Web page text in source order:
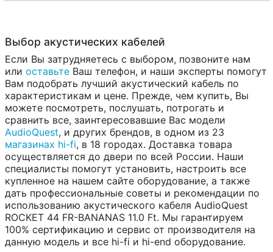
Выбор акустических кабелей
Если Вы затрудняетесь с выбором, позвоните нам
или оставьте Ваш телефон, и наши эксперты помогут
Вам подобрать лучший акустический кабель по
характеристикам и цене. Прежде, чем купить, Вы
можете посмотреть, послушать, потрогать и
сравнить все, заинтересовавшие Вас модели
AudioQuest, и других брендов, в одном из 23
магазинах hi-fi, в 18 городах. Доставка товара
осуществляется до двери по всей России. Наши
специалисты помогут установить, настроить все
купленное на нашем сайте оборудование, а также
дать профессиональные советы и рекомендации по
использованию акустического кабеля AudioQuest
ROCKET 44 FR-BANANAS 11.0 Ft. Мы гарантируем
100% сертификацию и сервис от производителя на
данную модель и все hi-fi и hi-end оборудование.